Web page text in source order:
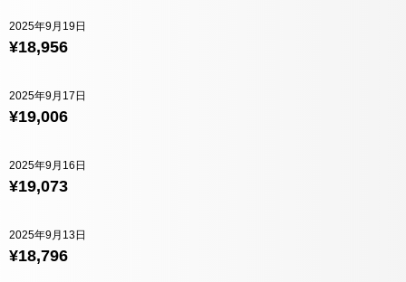
¥18,956
2025年9月19日
¥19,006
2025年9月17日
¥19,073
2025年9月16日
¥18,796
2025年9月13日